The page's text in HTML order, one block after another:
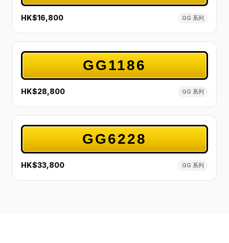
HK$16,800 GG 系列
GG1186
HK$28,800 GG 系列
GG6228
HK$33,800 GG 系列